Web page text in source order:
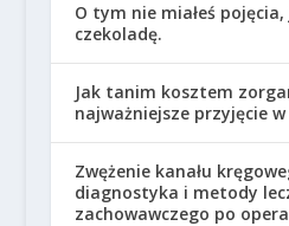
O tym nie miałeś
czekoladę.
Jak tanim kosztem
najważniejsze przyjęcie
Zwężenie kanału
diagnostyka i metody
zachowawczego po